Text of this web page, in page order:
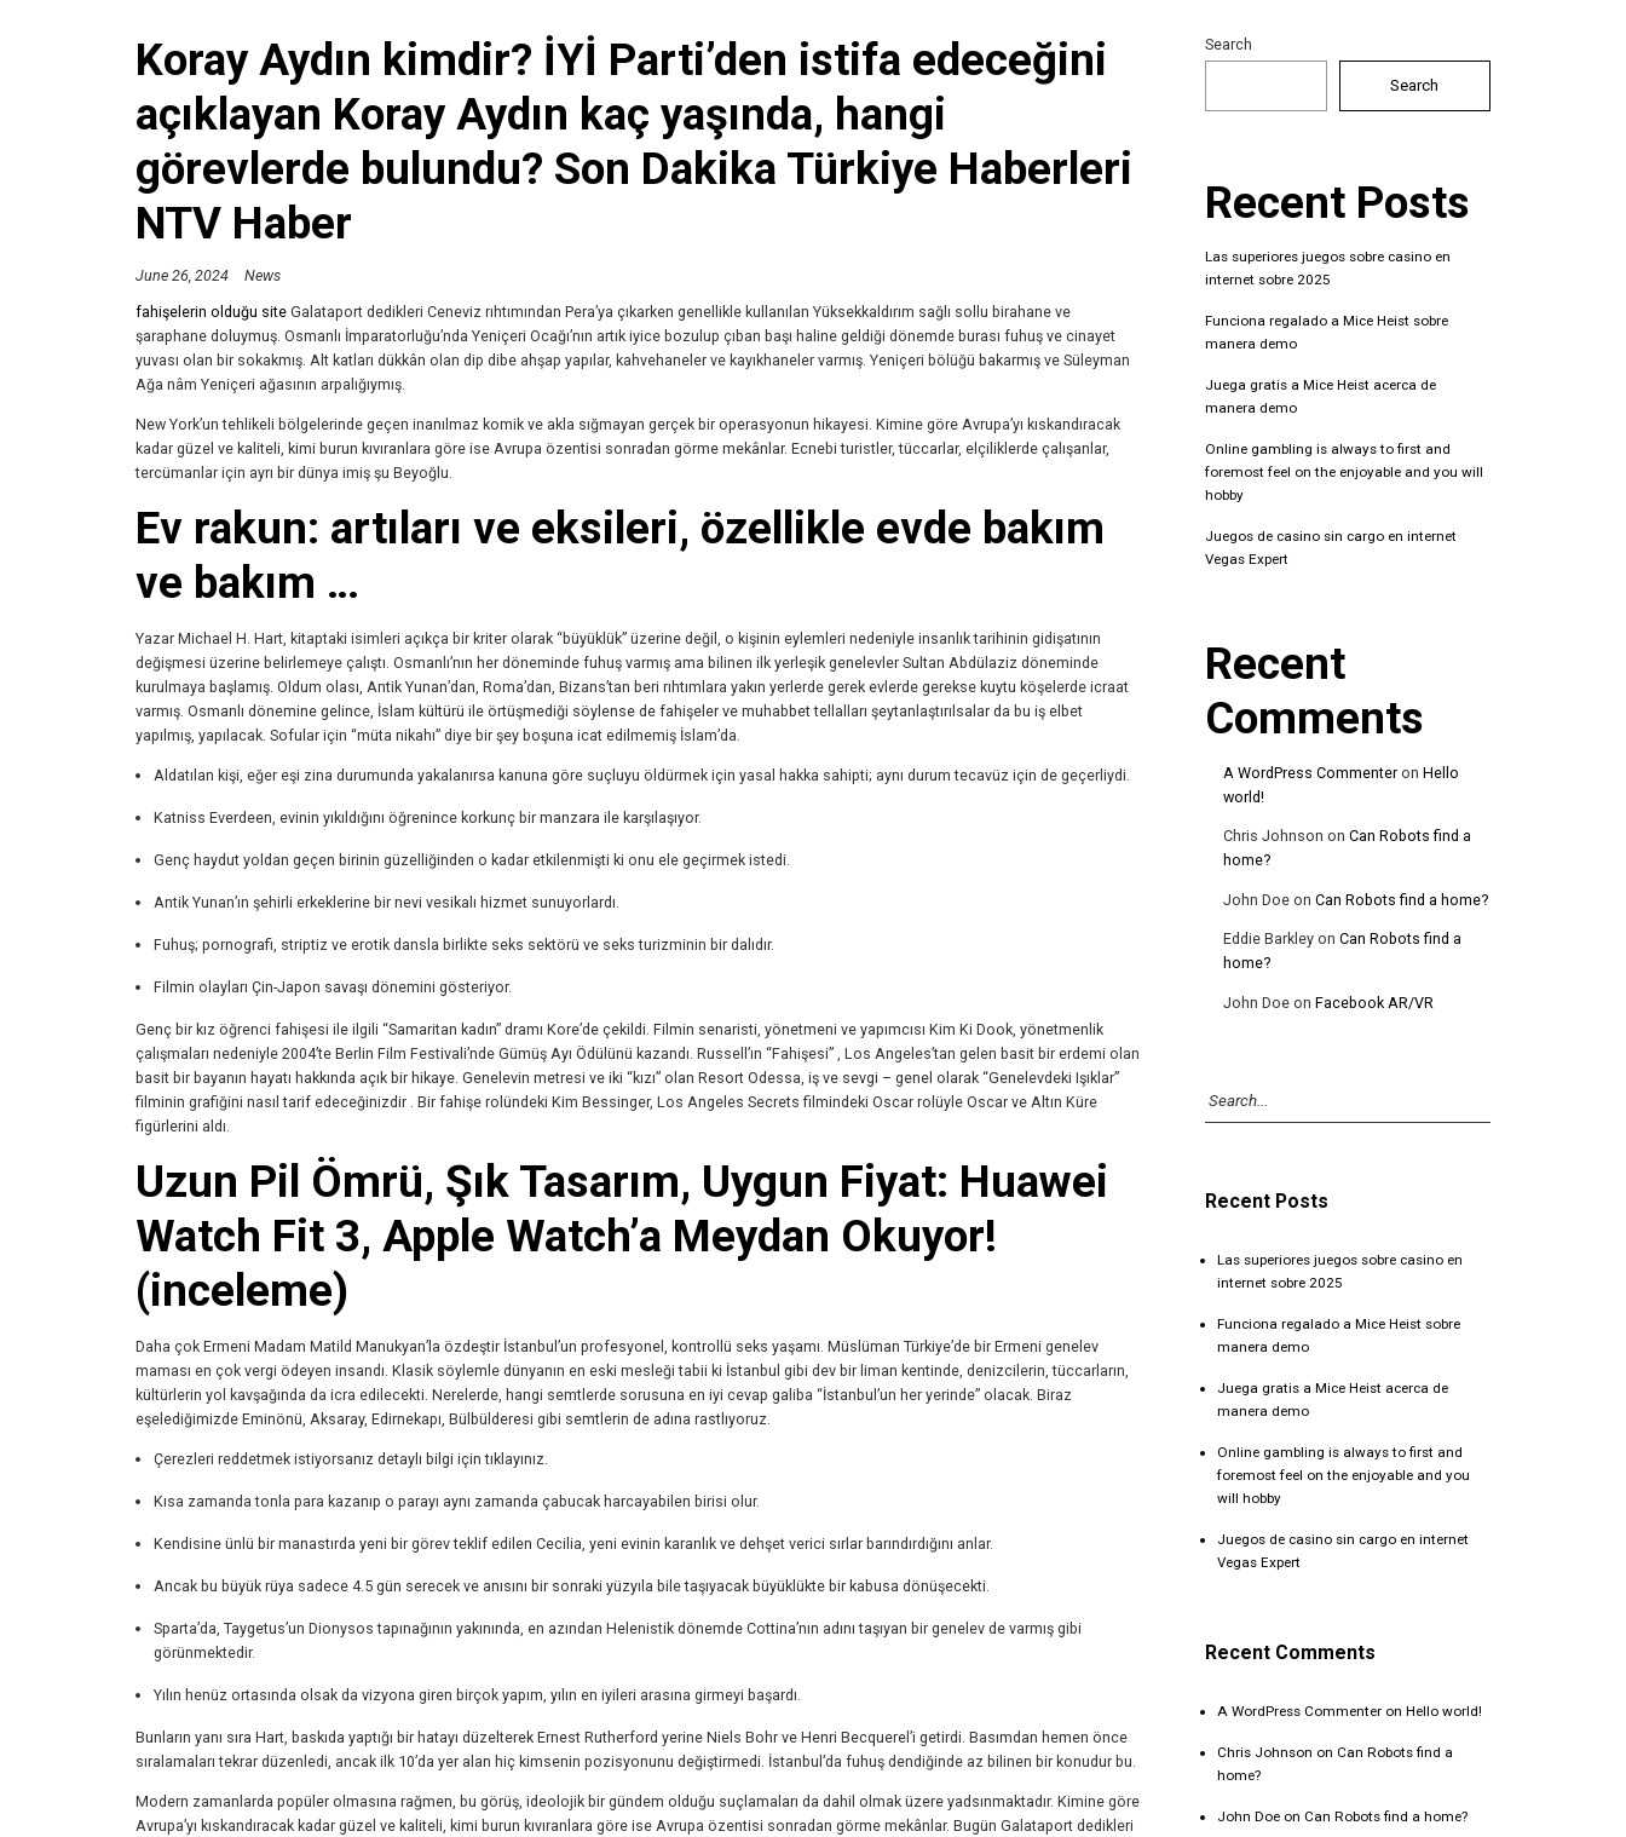
Koray Aydın kimdir? İYİ Parti’den istifa edeceğini
açıklayan Koray Aydın kaç yaşında, hangi
görevlerde bulundu? Son Dakika Türkiye Haberleri
NTV Haber
June 26, 2024
News
fahişelerin olduğu site Galataport dedikleri Ceneviz rıhtımından Pera’ya çıkarken genellikle kullanılan Yüksekkaldırım sağlı sollu birahane ve
şaraphane doluymuş. Osmanlı İmparatorluğu’nda Yeniçeri Ocağı’nın artık iyice bozulup çıban başı haline geldiği dönemde burası fuhuş ve cinayet
yuvası olan bir sokakmış. Alt katları dükkân olan dip dibe ahşap yapılar, kahvehaneler ve kayıkhaneler varmış. Yeniçeri bölüğü bakarmış ve Süleyman
Ağa nâm Yeniçeri ağasının arpalığıymış.
New York’un tehlikeli bölgelerinde geçen inanılmaz komik ve akla sığmayan gerçek bir operasyonun hikayesi. Kimine göre Avrupa’yı kıskandıracak
kadar güzel ve kaliteli, kimi burun kıvıranlara göre ise Avrupa özentisi sonradan görme mekânlar. Ecnebi turistler, tüccarlar, elçiliklerde çalışanlar,
tercümanlar için ayrı bir dünya imiş şu Beyoğlu.
Ev rakun: artıları ve eksileri, özellikle evde bakım
ve bakım …
Yazar Michael H. Hart, kitaptaki isimleri açıkça bir kriter olarak “büyüklük” üzerine değil, o kişinin eylemleri nedeniyle insanlık tarihinin gidişatının
değişmesi üzerine belirlemeye çalıştı. Osmanlı’nın her döneminde fuhuş varmış ama bilinen ilk yerleşik genelevler Sultan Abdülaziz döneminde
kurulmaya başlamış. Oldum olası, Antik Yunan’dan, Roma’dan, Bizans’tan beri rıhtımlara yakın yerlerde gerek evlerde gerekse kuytu köşelerde icraat
varmış. Osmanlı dönemine gelince, İslam kültürü ile örtüşmediği söylense de fahişeler ve muhabbet tellalları şeytanlaştırılsalar da bu iş elbet
yapılmış, yapılacak. Sofular için “müta nikahı” diye bir şey boşuna icat edilmemiş İslam’da.
Aldatılan kişi, eğer eşi zina durumunda yakalanırsa kanuna göre suçluyu öldürmek için yasal hakka sahipti; aynı durum tecavüz için de geçerliydi.
Katniss Everdeen, evinin yıkıldığını öğrenince korkunç bir manzara ile karşılaşıyor.
Genç haydut yoldan geçen birinin güzelliğinden o kadar etkilenmişti ki onu ele geçirmek istedi.
Antik Yunan’ın şehirli erkeklerine bir nevi vesikalı hizmet sunuyorlardı.
Fuhuş; pornografi, striptiz ve erotik dansla birlikte seks sektörü ve seks turizminin bir dalıdır.
Filmin olayları Çin-Japon savaşı dönemini gösteriyor.
Genç bir kız öğrenci fahişesi ile ilgili “Samaritan kadın” dramı Kore’de çekildi. Filmin senaristi, yönetmeni ve yapımcısı Kim Ki Dook, yönetmenlik
çalışmaları nedeniyle 2004’te Berlin Film Festivali’nde Gümüş Ayı Ödülünü kazandı. Russell’ın “Fahişesi” , Los Angeles’tan gelen basit bir erdemi olan
basit bir bayanın hayatı hakkında açık bir hikaye. Genelevin metresi ve iki “kızı” olan Resort Odessa, iş ve sevgi – genel olarak “Genelevdeki Işıklar”
filminin grafiğini nasıl tarif edeceğinizdir . Bir fahişe rolündeki Kim Bessinger, Los Angeles Secrets filmindeki Oscar rolüyle Oscar ve Altın Küre
figürlerini aldı.
Uzun Pil Ömrü, Şık Tasarım, Uygun Fiyat: Huawei
Watch Fit 3, Apple Watch’a Meydan Okuyor!
(inceleme)
Daha çok Ermeni Madam Matild Manukyan’la özdeştir İstanbul’un profesyonel, kontrollü seks yaşamı. Müslüman Türkiye’de bir Ermeni genelev
maması en çok vergi ödeyen insandı. Klasik söylemle dünyanın en eski mesleği tabii ki İstanbul gibi dev bir liman kentinde, denizcilerin, tüccarların,
kültürlerin yol kavşağında da icra edilecekti. Nerelerde, hangi semtlerde sorusuna en iyi cevap galiba “İstanbul’un her yerinde” olacak. Biraz
eşelediğimizde Eminönü, Aksaray, Edirnekapı, Bülbülderesi gibi semtlerin de adına rastlıyoruz.
Çerezleri reddetmek istiyorsanız detaylı bilgi için tıklayınız.
Kısa zamanda tonla para kazanıp o parayı aynı zamanda çabucak harcayabilen birisi olur.
Kendisine ünlü bir manastırda yeni bir görev teklif edilen Cecilia, yeni evinin karanlık ve dehşet verici sırlar barındırdığını anlar.
Ancak bu büyük rüya sadece 4.5 gün serecek ve anısını bir sonraki yüzyıla bile taşıyacak büyüklükte bir kabusa dönüşecekti.
Sparta’da, Taygetus’un Dionysos tapınağının yakınında, en azından Helenistik dönemde Cottina’nın adını taşıyan bir genelev de varmış gibi
görünmektedir.
Yılın henüz ortasında olsak da vizyona giren birçok yapım, yılın en iyileri arasına girmeyi başardı.
Bunların yanı sıra Hart, baskıda yaptığı bir hatayı düzelterek Ernest Rutherford yerine Niels Bohr ve Henri Becquerel’i getirdi. Basımdan hemen önce
sıralamaları tekrar düzenledi, ancak ilk 10’da yer alan hiç kimsenin pozisyonunu değiştirmedi. İstanbul’da fuhuş dendiğinde az bilinen bir konudur bu.
Modern zamanlarda popüler olmasına rağmen, bu görüş, ideolojik bir gündem olduğu suçlamaları da dahil olmak üzere yadsınmaktadır. Kimine göre
Avrupa’yı kıskandıracak kadar güzel ve kaliteli, kimi burun kıvıranlara göre ise Avrupa özentisi sonradan görme mekânlar. Bugün Galataport dedikleri
Search
Search
Recent Posts
Las superiores juegos sobre casino en
internet sobre 2025
Funciona regalado a Mice Heist sobre
manera demo
Juega gratis a Mice Heist acerca de
manera demo
Online gambling is always to first and
foremost feel on the enjoyable and you will
hobby
Juegos de casino sin cargo en internet
Vegas Expert
Recent
Comments
A WordPress Commenter onHello
world!
Chris Johnson onCan Robots find a
home?
John Doe onCan Robots find a home?
Eddie Barkley onCan Robots find a
home?
John Doe onFacebook AR/VR
Recent Posts
Las superiores juegos sobre casino en
internet sobre 2025
Funciona regalado a Mice Heist sobre
manera demo
Juega gratis a Mice Heist acerca de
manera demo
Online gambling is always to first and
foremost feel on the enjoyable and you
will hobby
Juegos de casino sin cargo en internet
Vegas Expert
Recent Comments
A WordPress Commenter onHello world!
Chris Johnson on Can Robots find a
home?
John Doe on Can Robots find a home?